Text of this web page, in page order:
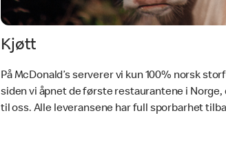
Kjøtt
På McDonald’s serverer vi kun 100% norsk
siden vi åpnet de første restaurantene i
til oss. Alle leveransene har full sporbarhet